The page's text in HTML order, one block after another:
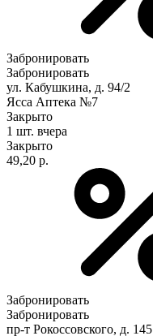
Забронировать
Забронировать
ул. Кабушкина, д. 94/2
Ясса Аптека №7
Закрыто
1 шт. вчера
Закрыто
49,20 р.
Забронировать
Забронировать
пр-т Рокоссовского, д. 145